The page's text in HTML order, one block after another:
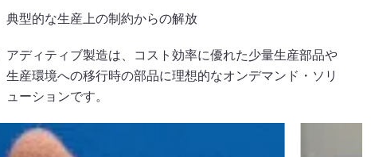
典型的な生産上の制約からの解放
アディティブ製造は、コスト効率に優れた少量生産部品や
生産環境への移行時の部品に理想的なオンデマンド・ソリ
ューションです。